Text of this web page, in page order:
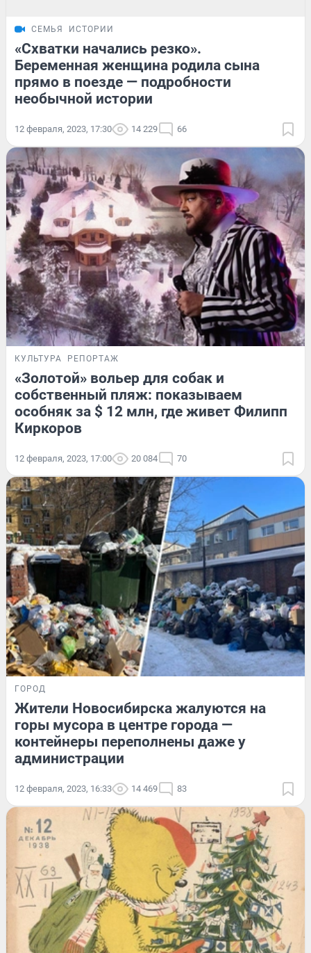
СЕМЬЯ ИСТОРИИ
«Схватки начались резко».
Беременная женщина родила сына
прямо в поезде — подробности
необычной истории
12 февраля, 2023, 17:30 14 229 66
КУЛЬТУРА РЕПОРТАЖ
«Золотой» вольер для собак и
собственный пляж: показываем
особняк за $ 12 млн, где живет Филипп
Киркоров
12 февраля, 2023, 17:00 20 084 70
ГОРОД
Жители Новосибирска жалуются на
горы мусора в центре города —
контейнеры переполнены даже у
администрации
12 февраля, 2023, 16:33 14 469 83